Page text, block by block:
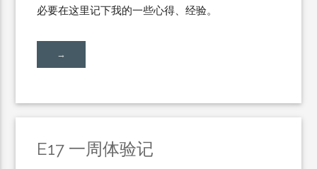
必要在这里记下我的一些心得、经验。
→
E17 一周体验记